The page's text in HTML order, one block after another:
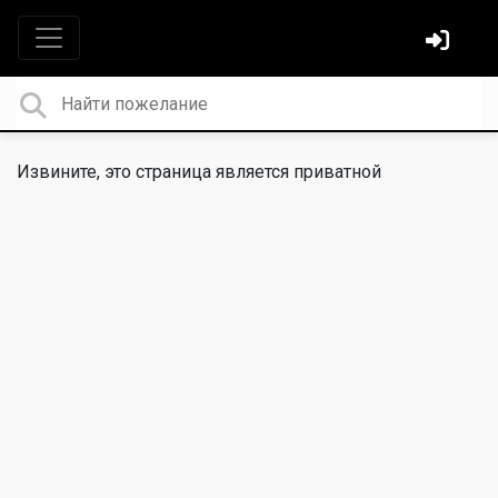
Извините, это страница является приватной